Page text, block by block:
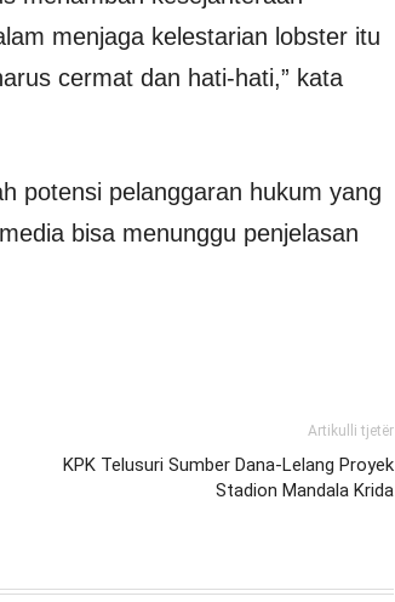
menjaga kelestarian lobster itu
cermat dan hati-hati,” kata
potensi pelanggaran hukum yang
bisa menunggu penjelasan
Artikulli tjetër
KPK Telusuri Sumber Dana-Lelang Proyek
Stadion Mandala Krida